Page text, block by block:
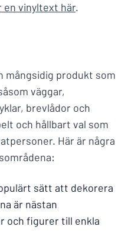
en vinyltext här.
mångsidig produkt som
väggar,
brevlådor och
och hållbart val som
Här är några
sätt att dekorera
är nästan
och figurer till enkla